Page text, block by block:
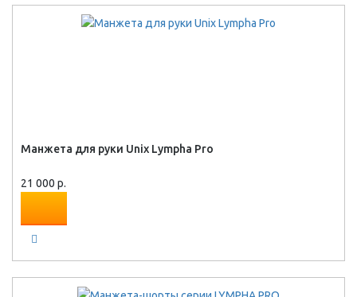
Манжета для руки Unix Lympha Pro
21 000 р.